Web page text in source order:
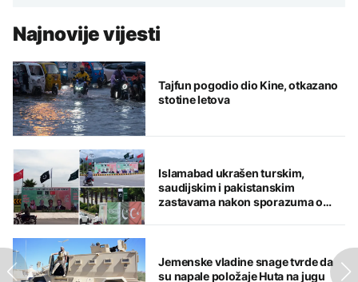
Najnovije vijesti
Tajfun pogodio dio Kine, otkazano
stotine letova
Islamabad ukrašen turskim,
saudijskim i pakistanskim
zastavama nakon sporazuma o
Jemenske vladine snage tvrde da
su napale položaje Huta na jugu